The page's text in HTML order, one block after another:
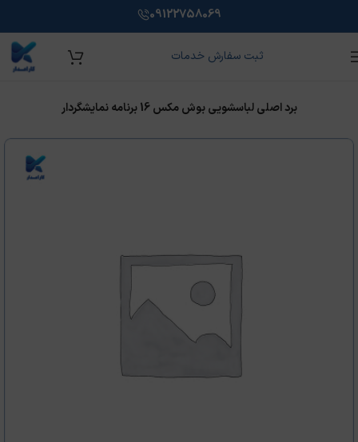
آموزش تعمیر برد لوازم خانگی
لوازم خانگی با هدف ارائه خدمات با کیفیت و آموزش‌ کاربردی برای
ویژه اشتغال و مهاجرت
09122758069
ثبت سفارش خدمات
برد اصلی لباسشويی بوش مکس 16 برنامه نمايشگردار